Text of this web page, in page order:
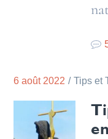
6 août 2022 Tips et